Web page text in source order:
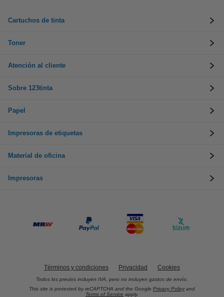
Cartuchos de tinta
Toner
Atención al cliente
Sobre 123tinta
Papel
Impresoras de etiquetas
Material de oficina
Impresoras
Términos y condiciones Privacidad Cookies
Todos los precios incluyen IVA, pero no incluyen gastos de envío.
This site is protected by reCAPTCHA and the Google Privacy Policy and
Terms of Service apply.